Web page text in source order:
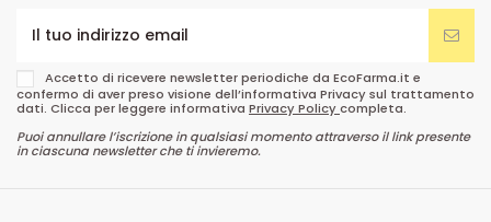
Accetto di ricevere newsletter periodiche da EcoFarma.it e
confermo di aver preso visione dell’informativa Privacy sul trattamento
dati. Clicca per leggere informativa Privacy Policycompleta.
Puoi annullare l’iscrizione in qualsiasi momento attraverso il link presente
in ciascuna newsletter che ti invieremo.